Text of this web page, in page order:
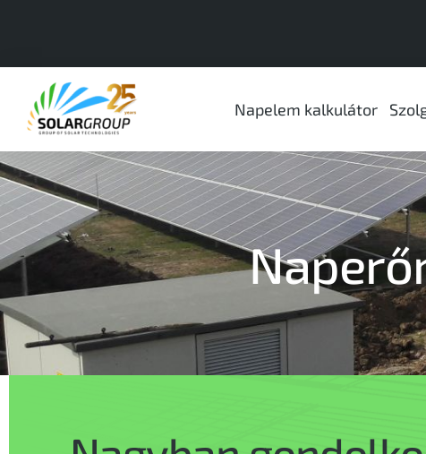
Napelem kalkulátor